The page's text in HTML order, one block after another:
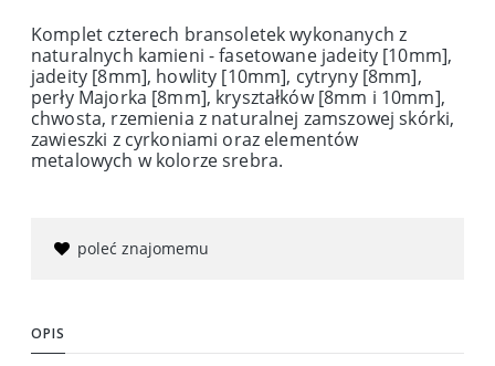
Komplet czterech bransoletek wykonanych z
naturalnych kamieni - fasetowane jadeity [10mm],
jadeity [8mm], howlity [10mm], cytryny [8mm],
perły Majorka [8mm], kryształków [8mm i 10mm],
chwosta, rzemienia z naturalnej zamszowej skórki,
zawieszki z cyrkoniami oraz elementów
metalowych w kolorze srebra.
poleć znajomemu
OPIS